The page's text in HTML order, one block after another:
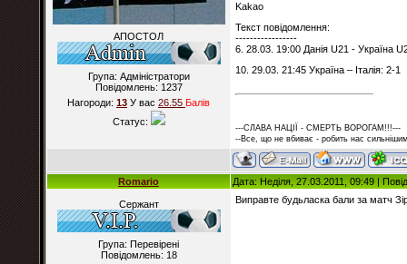
АПОСТОЛ
Група: Адміністратори
Повідомлень: 1237
Нагороди: 13 У вас 26.55 Балiв
Статус:
Kakao
Текст повідомлення:
-----------------
6. 28.03. 19:00 Данія U21 - Україна
10. 29.03. 21:45 Україна – Італія: 2-1
---СЛАВА НАЦІЇ - СМЕРТЬ ВОРОГАМ!!!---
--Все, що не вбиває - робить нас
Romario Дата: Неділя, 27.03.2011, 09:49 |
Сержант
Група: Перевірені
Повідомлень: 18
Виправте будьласка бали за матч